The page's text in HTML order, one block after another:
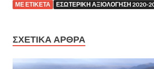
ΜΕ ΕΤΙΚΈΤΑ ΕΣΩΤΕΡΙΚΉ ΑΞΙΟΛΌΓΗΣΗ 2020-
ΣΧΕΤΙΚΆ ΆΡΘΡΑ